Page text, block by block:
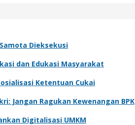
Dieksekusi
dan Edukasi Masyarakat
Ketentuan Cukai
Jangan Ragukan Kewenangan BPK
Digitalisasi UMKM